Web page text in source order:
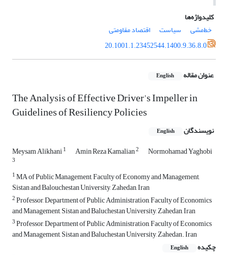
کلیدواژه‌ها
خط‌مشی
سیاست
اقتصاد مقاومتی
20.1001.1.23452544.1400.9.36.8.0
عنوان مقاله English
The Analysis of Effective Driver's Impeller in
Guidelines of Resiliency Policies
نویسندگان English
Meysam Alikhani1 Amin Reza Kamalian2 Normohamad Yaghobi
3
1MA of Public Management, Faculty of Economy and Management,
Sistan and Balouchestan University, Zahedan, Iran
2Professor, Department of Public Administration, Faculty of Economics
and Management, Sistan and Baluchestan University, Zahedan, Iran
3Professor, Department of Public Administration, Faculty of Economics
and Management, Sistan and Baluchestan University, Zahedan. Iran
چکیده
English